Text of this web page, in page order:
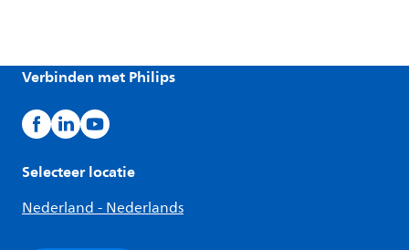
Verbinden met Philips
Selecteer locatie
Nederland - Nederlands